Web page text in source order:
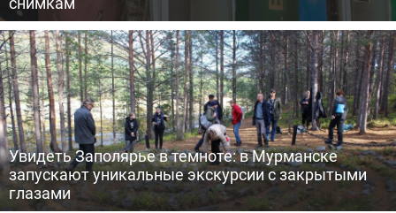
Увидеть Заполярье в темноте: в Мурманске
запускают уникальные экскурсии с закрытыми
глазами